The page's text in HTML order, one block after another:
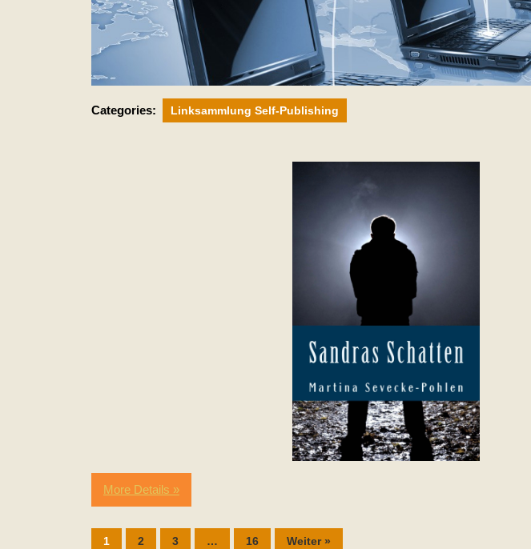
Categories: Linksammlung Self-Publishing
More Details »
1 2 3 … 16 Weiter »